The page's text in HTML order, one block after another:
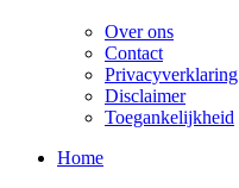
Over ons
Contact
Privacyverklaring
Disclaimer
Toegankelijkheid
Home